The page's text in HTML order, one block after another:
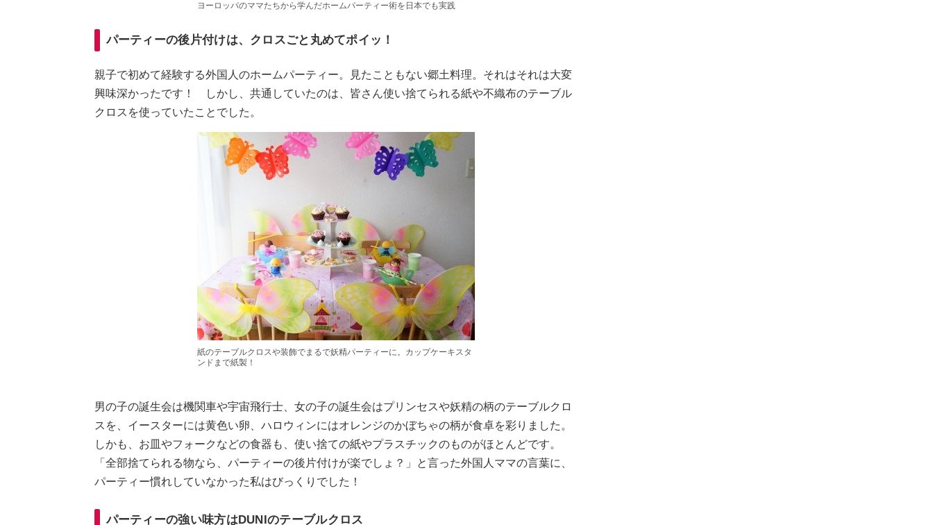
ヨーロッパのママたちから学んだホームパーティー術を日本でも実践
パーティーの後片付けは、クロスごと丸めてポイッ！
親子で初めて経験する外国人のホームパーティー。見たこともない郷土料理。それはそれは大変
興味深かったです！ しかし、共通していたのは、皆さん使い捨てられる紙や不織布のテーブル
クロスを使っていたことでした。
紙のテーブルクロスや装飾でまるで妖精パーティーに。カップケーキスタ
ンドまで紙製！
男の子の誕生会は機関車や宇宙飛行士、女の子の誕生会はプリンセスや妖精の柄のテーブルクロ
スを、イースターには黄色い卵、ハロウィンにはオレンジのかぼちゃの柄が食卓を彩りました。
しかも、お皿やフォークなどの食器も、使い捨ての紙やプラスチックのものがほとんどです。
「全部捨てられる物なら、パーティーの後片付けが楽でしょ？」と言った外国人ママの言葉に、
パーティー慣れしていなかった私はびっくりでした！
パーティーの強い味方はDUNIのテーブルクロス